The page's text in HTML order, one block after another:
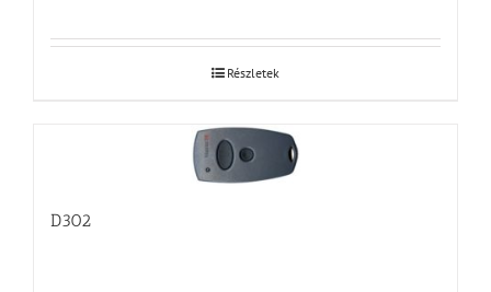
Részletek
D302